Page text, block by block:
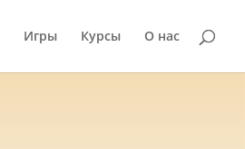
Игры Курсы О нас